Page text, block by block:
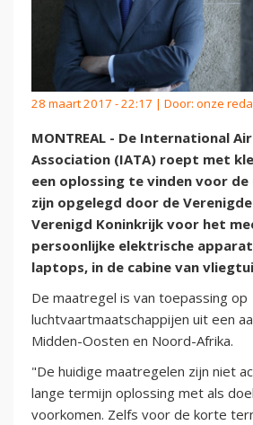
28 maart 2017 - 22:17 | Door: onze
MONTREAL - De International
Association (IATA) roept met
een oplossing te vinden voor
zijn opgelegd door de
Verenigd Koninkrijk voor het
persoonlijke elektrische
laptops, in de cabine van
De maatregel is van toepassing op
luchtvaartmaatschappijen uit een
Midden-Oosten en Noord-Afrika.
"De huidige maatregelen zijn niet
lange termijn oplossing met als
voorkomen. Zelfs voor de korte